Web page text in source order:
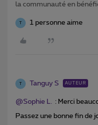
la communauté en
T 1 personne aime
T Tanguy S AUTEUR
@Sophie L. : Merci
Passez une bonne fin de